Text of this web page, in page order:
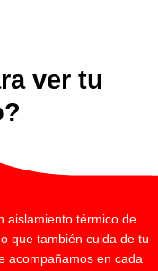
ver tu
aislamiento térmico de
que también cuida de tu
acompañamos en cada